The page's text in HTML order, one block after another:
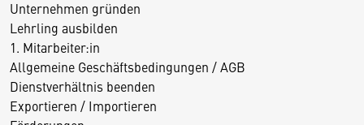
Unternehmen gründen
Lehrling ausbilden
1. Mitarbeiter:in
Allgemeine Geschäftsbedingungen / AGB
Dienstverhältnis beenden
Exportieren / Importieren